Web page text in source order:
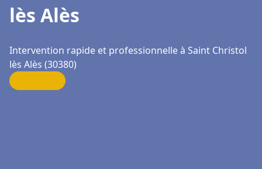
lès Alès
Intervention rapide et professionnelle à Saint Christol
lès Alès (30380)